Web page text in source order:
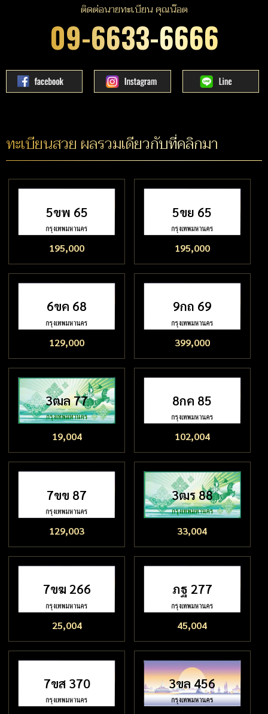
ติดต่อนายทะเบียน คุณน๊อต
09-6633-6666
ทะเบียนสวย ผลรวมเดียวกับที่คลิกมา
5ขพ 65
195,000
5ขย 65
195,000
6ขค 68
129,000
9กถ 69
399,000
3ฒล 77
19,004
8กค 85
102,004
7ขข 87
129,003
3ฒร 88
33,004
7ขฆ 266
25,004
ภฐ 277
45,004
7ขส 370 3ขล 456